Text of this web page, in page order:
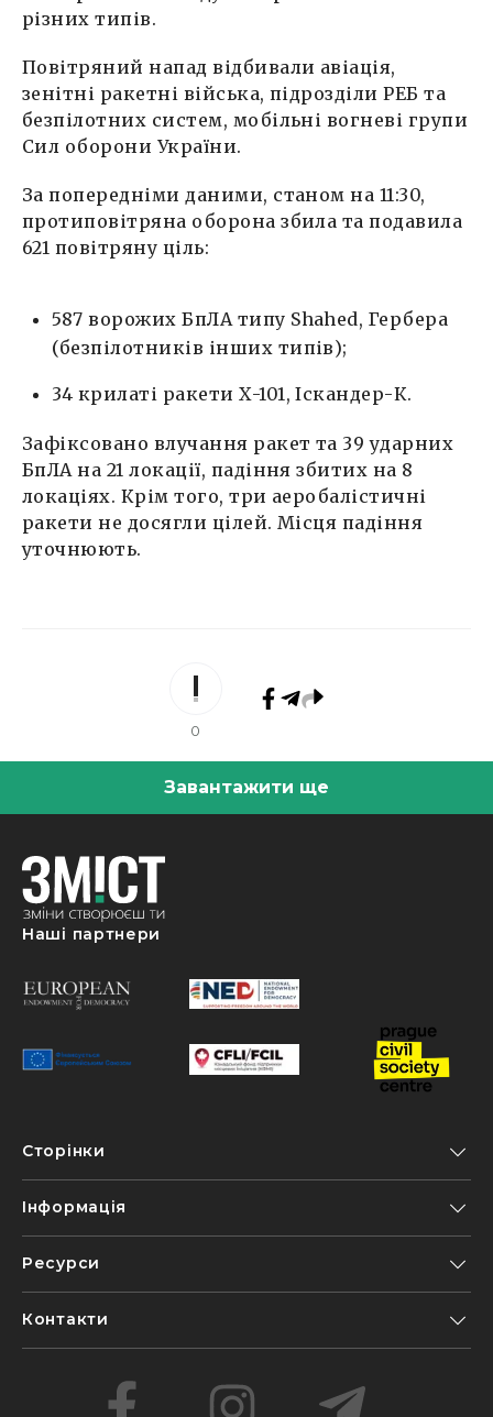
різних типів.
Повітряний напад відбивали авіація,
зенітні ракетні війська, підрозділи РЕБ та
безпілотних систем, мобільні вогневі групи
Сил оборони України.
За попередніми даними, станом на 11:30,
протиповітряна оборона збила та подавила
621 повітряну ціль:
587 ворожих БпЛА типу Shahed, Гербера
(безпілотників інших типів);
34 крилаті ракети Х-101, Іскандер-К.
Зафіксовано влучання ракет та 39 ударних
БпЛА на 21 локації, падіння збитих на 8
локаціях. Крім того, три аеробалістичні
ракети не досягли цілей. Місця падіння
уточнюють.
0
Завантажити ще
Наші партнери
Сторінки
Інформація
Ресурси
Контакти